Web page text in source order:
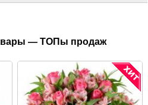
— ТОПы продаж